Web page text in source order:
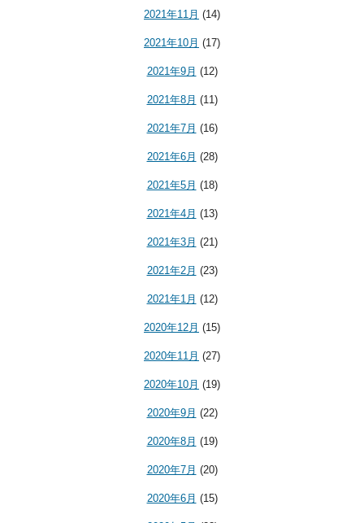
2021年11月 (14)
2021年10月 (17)
2021年9月 (12)
2021年8月 (11)
2021年7月 (16)
2021年6月 (28)
2021年5月 (18)
2021年4月 (13)
2021年3月 (21)
2021年2月 (23)
2021年1月 (12)
2020年12月 (15)
2020年11月 (27)
2020年10月 (19)
2020年9月 (22)
2020年8月 (19)
2020年7月 (20)
2020年6月 (15)